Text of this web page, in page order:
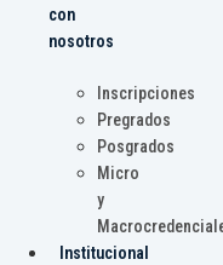
con
nosotros
Inscripciones
Pregrados
Posgrados
Micro
y
Institucional